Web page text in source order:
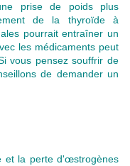
prise de poids plus
de la thyroïde à
pourrait entraîner un
les médicaments peut
Si vous pensez souffrir de
de demander un
et la perte d'œstrogènes